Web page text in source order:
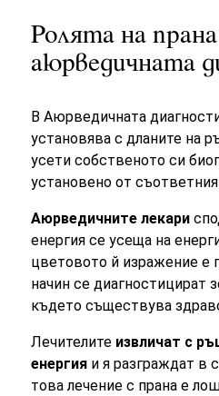
Ролята на
аюрведичната
В Аюрведичната
установява с дланите на
усети собственото си
установено от съответния
Аюрведичните лекари
енергия се усеща на
цветовото й изражение е
начин се диагностицират
където съществува
Лечителите извличат с
енергия и я разграждат в
това лечение с прана е